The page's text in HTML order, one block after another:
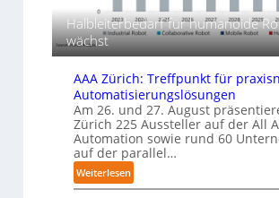
e
r
t
i
g
u
n
g
a
g
e
r
f
ü
r
T
a
u
c
m
a
s
h
i
n
e
n
p
e
Halbleiterbedarf für humanoide
wächst
AAA Zürich: Treffpunkt für
Automatisierungslösungen
Am 26. und 27. August
Zürich 225 Aussteller auf der All
Automation sowie rund 60
auf der parallel…
Weiterlesen:
A